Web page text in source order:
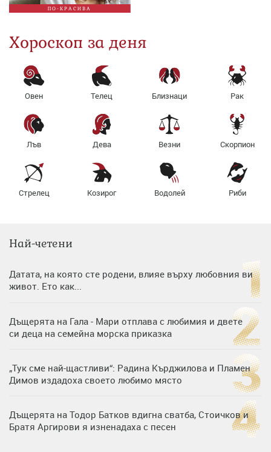
ПО-КРАСИВА
Хороскоп за деня
Овен Телец Близнаци Рак
Лъв Дева Везни Скорпион
Стрелец Козирог Водолей Риби
Най-четени
Датата, на която сте родени, влияе върху любовния ви
живот. Ето как...
Дъщерята на Гала - Мари отплава с любимия и двете
си деца на семейна морска приказка
„Тук сме най-щастливи“: Радина Кърджилова и Пламен
Димов издадоха своето любимо място
Дъщерята на Тодор Батков вдигна сватба, Стоичков и
Братя Аргирови я изненадаха с песен